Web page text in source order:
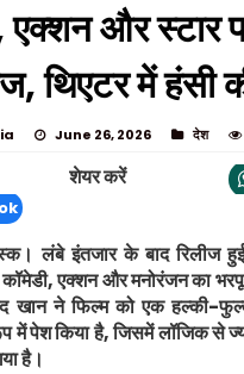
एक्शन और स्टार
थिएटर में हंसी
June 26, 2026 देश
शेयर करें
लंबे इंतजार के बाद रिलीज
कॉमेडी, एक्शन और मनोरंजन का
खान ने फिल्म को एक हल्की-
में पेश किया है, जिसमें लॉजिक से
है।